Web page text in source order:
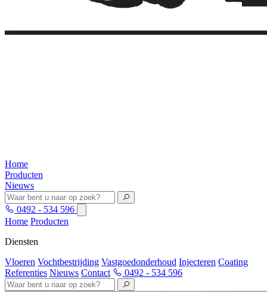
Home
Producten
Nieuws
0492 - 534 596
Home Producten
Diensten
Vloeren Vochtbestrijding Vastgoedonderhoud Injecteren Coating
Referenties Nieuws Contact 0492 - 534 596